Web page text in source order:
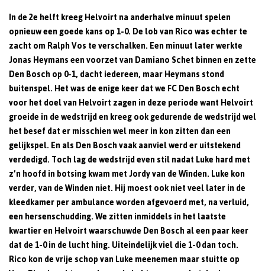
In de 2e helft kreeg Helvoirt na anderhalve minuut spelen
opnieuw een goede kans op 1-0. De lob van Rico was echter te
zacht om Ralph Vos te verschalken. Een minuut later werkte
Jonas Heymans een voorzet van Damiano Schet binnen en zette
Den Bosch op 0-1, dacht iedereen, maar Heymans stond
buitenspel. Het was de enige keer dat we FC Den Bosch echt
voor het doel van Helvoirt zagen in deze periode want Helvoirt
groeide in de wedstrijd en kreeg ook gedurende de wedstrijd wel
het besef dat er misschien wel meer in kon zitten dan een
gelijkspel. En als Den Bosch vaak aanviel werd er uitstekend
verdedigd. Toch lag de wedstrijd even stil nadat Luke hard met
z’n hoofd in botsing kwam met Jordy van de Winden. Luke kon
verder, van de Winden niet. Hij moest ook niet veel later in de
kleedkamer per ambulance worden afgevoerd met, na verluid,
een hersenschudding. We zitten inmiddels in het laatste
kwartier en Helvoirt waarschuwde Den Bosch al een paar keer
dat de 1-0 in de lucht hing. Uiteindelijk viel die 1-0 dan toch.
Rico kon de vrije schop van Luke meenemen maar stuitte op